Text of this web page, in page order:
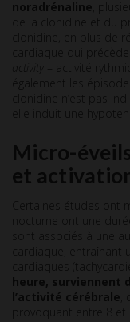
noradrénaline ,
de la clonidine et du
clonidine, en plus de
– activité
également les
clonidine n’est pas
elle induit une
Micro-
et
Certaines études ont
nocturne ont une
sont associés à une
cardiaque, entraînant
cardiaques
heure, surviennent
l’activité cérébrale
provoquant entre 8 et